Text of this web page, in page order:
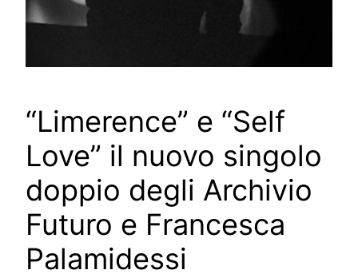
“Limerence” e “Self
Love” il nuovo singolo
doppio degli Archivio
Futuro e Francesca
Palamidessi